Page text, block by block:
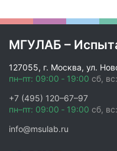
МГУЛАБ –
127055, г. Москва, ул.
пн–пт: 09:00 ‑ 19:00 сб,
+7 (495) 120–67–97
пн–пт: 09:00 ‑ 19:00 сб,
info@msulab.ru